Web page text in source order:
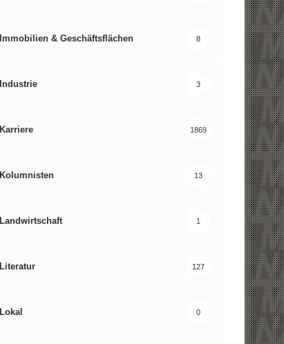
Immobilien & Geschäftsflächen 8
Industrie 3
Karriere 1869
Kolumnisten 13
Landwirtschaft 1
Literatur 127
Lokal 0